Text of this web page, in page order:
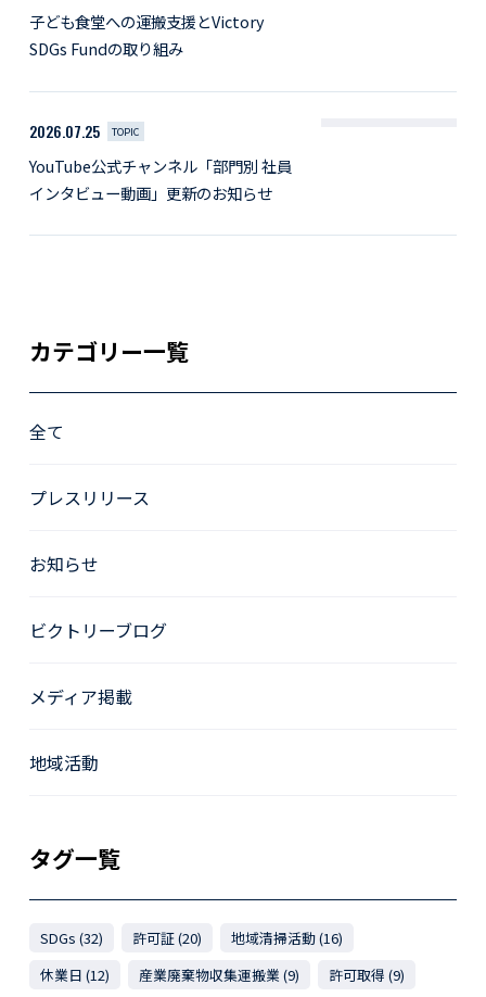
子ども食堂への運搬支援とVictory
SDGs Fundの取り組み
2026.07.25 TOPIC
YouTube公式チャンネル「部門別 社員
インタビュー動画」更新のお知らせ
カテゴリー一覧
全て
プレスリリース
お知らせ
ビクトリーブログ
メディア掲載
地域活動
タグ一覧
SDGs (32) 許可証 (20)
地域清掃活動 (16)
休業日 (12)
産業廃棄物収集運搬業 (9) 許可取得 (9)